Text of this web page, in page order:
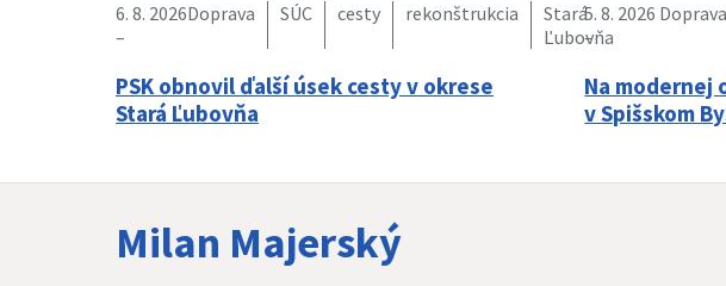
6. 8. 2026
–
Doprava SÚC cesty rekonštrukcia
Stará
Ľubovňa
PSK obnovil ďalší úsek cesty v okrese
Stará Ľubovňa
5. 8. 2026
–
Doprava
Na modernej
v Spišskom
Milan Majerský